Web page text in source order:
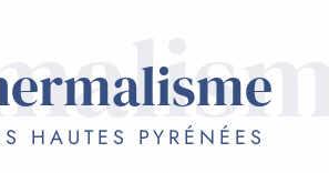
ÊTRE
HAUTES PYRÉNÉES